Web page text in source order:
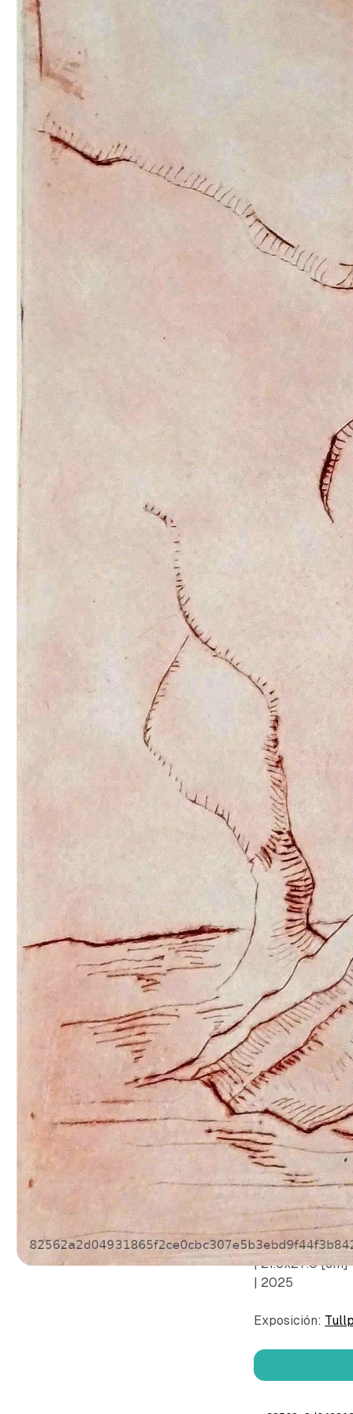
© Ortiz
| Punta seca
| 21.5x27.0 [cm]
| 2025
Exposición: